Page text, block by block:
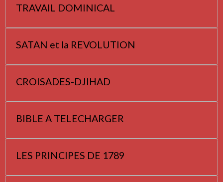
TRAVAIL DOMINICAL
SATAN et la REVOLUTION
CROISADES-DJIHAD
BIBLE A TELECHARGER
LES PRINCIPES DE 1789